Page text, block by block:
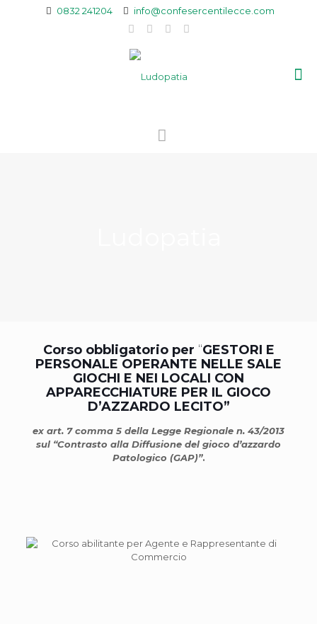
0832 241204 info@confesercentilecce.com
Corso obbligatorio per “GESTORI E
PERSONALE OPERANTE NELLE SALE
GIOCHI E NEI LOCALI CON
APPARECCHIATURE PER IL GIOCO
D’AZZARDO LECITO”
ex art. 7 comma 5 della Legge Regionale n. 43/2013
sul “Contrasto alla Diffusione del gioco d’azzardo
Patologico (GAP)”.